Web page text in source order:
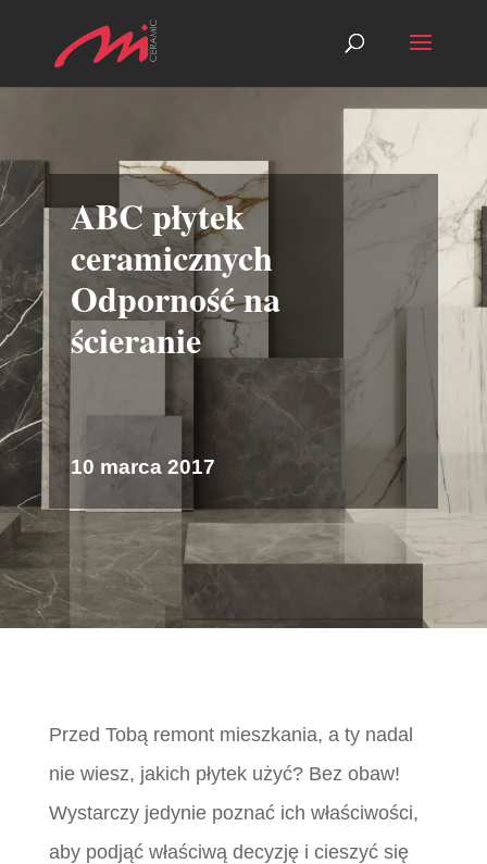
ABC płytek
ceramicznych
Odporność na
ścieranie
10 marca 2017
Przed Tobą remont mieszkania, a ty nadal
nie wiesz, jakich płytek użyć? Bez obaw!
Wystarczy jedynie poznać ich właściwości,
aby podjąć właściwą decyzję i cieszyć się